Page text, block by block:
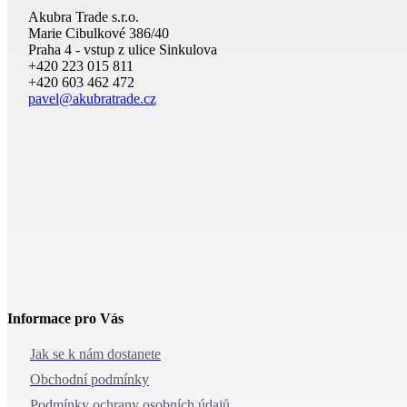
Akubra Trade s.r.o.
Marie Cibulkové 386/40
Praha 4 - vstup z ulice Sinkulova
+420 223 015 811
+420 603 462 472
pavel@akubratrade.cz
Informace pro Vás
Jak se k nám dostanete
Obchodní podmínky